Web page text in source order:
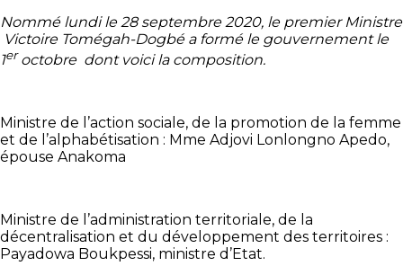
Nommé lundi le 28 septembre 2020, le premier Ministre
Victoire Tomégah-Dogbé a formé le gouvernement le
1eroctobre dont voici la composition.
Ministre de l’action sociale, de la promotion de la femme
et de l’alphabétisation : Mme Adjovi Lonlongno Apedo,
épouse Anakoma
Ministre de l’administration territoriale, de la
décentralisation et du développement des territoires :
Payadowa Boukpessi, ministre d’Etat.